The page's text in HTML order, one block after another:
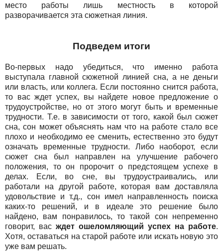
место работы лишь местность в которой
разворачивается эта сюжетная линия.
Подведем итоги
Во-первых надо убедиться, что именно работа
выступала главной сюжетной линией сна, а не деньги
или власть, или коллега. Если постоянно снится работа,
то вас ждет успех, вы найдете новое предложение о
трудоустройстве, но от этого могут быть и временные
трудности. Т.е. в зависимости от того, какой был сюжет
сна, сон может объяснять нам что на работе стало все
плохо и необходимо ее сменить, естественно это будут
означать временные трудности. Либо наоборот, если
сюжет сна был направлен на улучшение рабочего
положения, то он пророчит о предстоящем успехе в
делах. Если, во сне, вы трудоустраивались, или
работали на другой работе, которая вам доставляла
удовольствие и т.д., сон имел направленность поиска
каких-то решений, и в идеале это решение было
найдено, вам понравилось, то такой сон непременно
говорит, вас ждет ошеломляющий успех на работе.
Хотя, оставаться на старой работе или искать новую это
уже вам решать.